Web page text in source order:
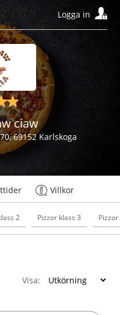
Logga in
ciaw
69152 Karlskoga
Villkor
2 Pizzor klass 3
Visa: